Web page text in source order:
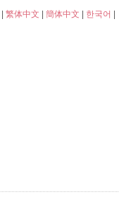
繁体中文 簡体中文 한국어